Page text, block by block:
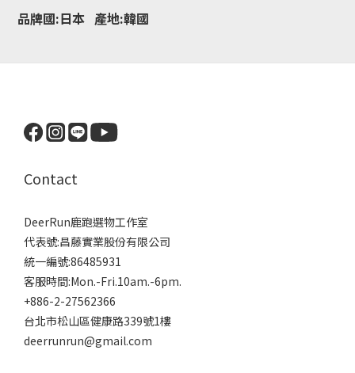
品牌國:日本 產地:韓國
Contact
DeerRun鹿跑選物工作室
代表號:昌藤實業股份有限公司
統一編號:86485931
客服時間:Mon.-Fri.10am.-6pm.
+886-2-27562366
台北市松山區健康路339號1樓
deerrunrun@gmail.com